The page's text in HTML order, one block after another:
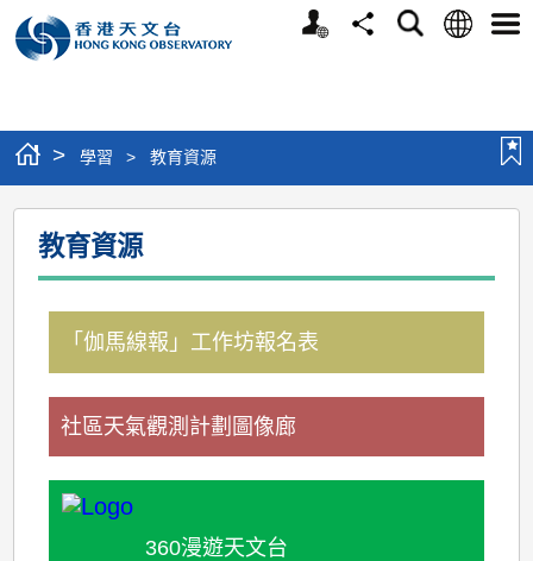
個
分
搜
語
選
> 學習 > 教育資源
教
育教育資源
「伽馬線報」工作坊報名表
社區天氣觀測計劃圖像廊
360漫遊天文台